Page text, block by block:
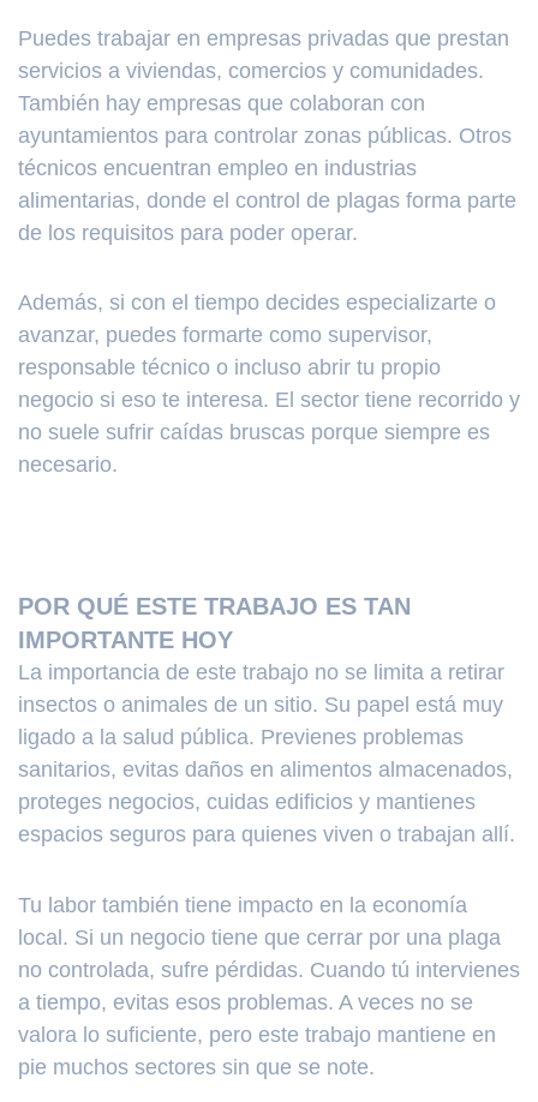
Puedes trabajar en empresas privadas que prestan
servicios a viviendas, comercios y comunidades.
También hay empresas que colaboran con
ayuntamientos para controlar zonas públicas. Otros
técnicos encuentran empleo en industrias
alimentarias, donde el control de plagas forma parte
de los requisitos para poder operar.
Además, si con el tiempo decides especializarte o
avanzar, puedes formarte como supervisor,
responsable técnico o incluso abrir tu propio
negocio si eso te interesa. El sector tiene recorrido y
no suele sufrir caídas bruscas porque siempre es
necesario.
POR QUÉ ESTE TRABAJO ES TAN
IMPORTANTE HOY
La importancia de este trabajo no se limita a retirar
insectos o animales de un sitio. Su papel está muy
ligado a la salud pública. Previenes problemas
sanitarios, evitas daños en alimentos almacenados,
proteges negocios, cuidas edificios y mantienes
espacios seguros para quienes viven o trabajan allí.
Tu labor también tiene impacto en la economía
local. Si un negocio tiene que cerrar por una plaga
no controlada, sufre pérdidas. Cuando tú intervienes
a tiempo, evitas esos problemas. A veces no se
valora lo suficiente, pero este trabajo mantiene en
pie muchos sectores sin que se note.